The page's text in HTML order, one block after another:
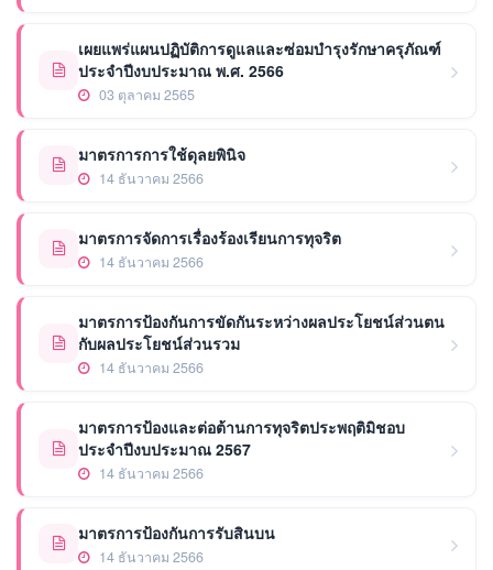
เผยแพร่แผนปฏิบัติการดูแลและซ่อมบำรุงรักษาครุภัณฑ์
ประจำปีงบประมาณ พ.ศ. 2566
03 ตุลาคม 2565
มาตรการการใช้ดุลยพินิจ
14 ธันวาคม 2566
มาตรการจัดการเรื่องร้องเรียนการทุจริต
14 ธันวาคม 2566
มาตรการป้องกันการขัดกันระหว่างผลประโยชน์ส่วนตน
กับผลประโยชน์ส่วนรวม
14 ธันวาคม 2566
มาตรการป้องและต่อต้านการทุจริตประพฤติมิชอบ
ประจำปีงบประมาณ 2567
14 ธันวาคม 2566
มาตรการป้องกันการรับสินบน
14 ธันวาคม 2566